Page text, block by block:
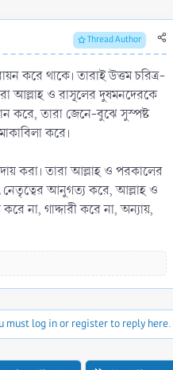
Thread Author
করে থাকে। তারাই উত্তম চরিত্র-
আল্লাহ ও রাসূলের দুষমনদেরকে
করে, তারা জেনে-বুঝে সুস্পষ্ট
করে।
করা। তারা আল্লাহ ও পরকালের
নেতৃত্বের আনুগত্য করে, আল্লাহ ও
না, গাদ্দারী করে না, অন্যায়,
must log in or register to reply here.